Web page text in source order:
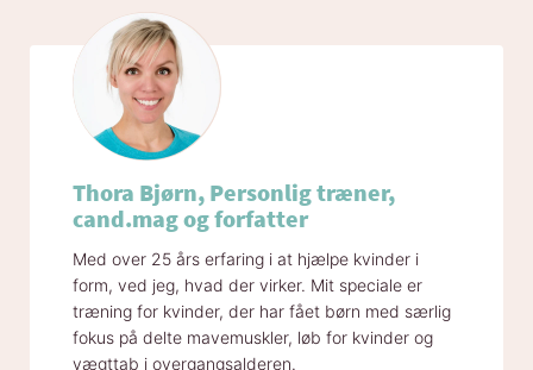
Thora Bjørn, Personlig træner,
cand.mag og forfatter
Med over 25 års erfaring i at hjælpe kvinder i
form, ved jeg, hvad der virker. Mit speciale er
træning for kvinder, der har fået børn med særlig
fokus på delte mavemuskler, løb for kvinder og
vægttab i overgangsalderen.